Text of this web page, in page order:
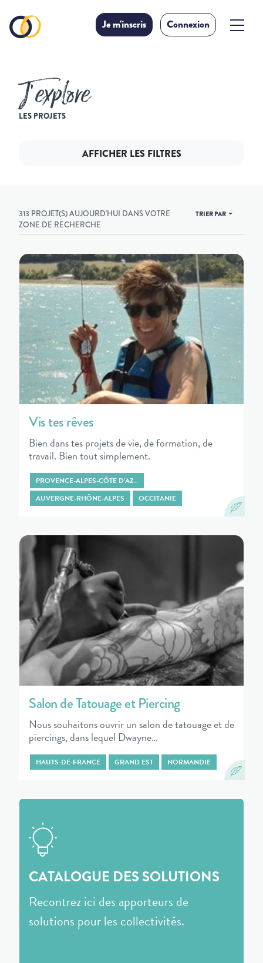
Je m'inscris Connexion
J’explore
LES PROJETS
AFFICHER LES FILTRES
313 PROJET(S) AUJOURD'HUI DANS VOTRE
ZONE DE RECHERCHE
TRIER PAR
Vis tes rêves
Bien dans tes projets de vie, de formation, de
travail. Bien tout simplement.
PROVENCE-ALPES-CÔTE D'AZ…
AUVERGNE-RHÔNE-ALPES
OCCITANIE
Salon de Tatouage et Piercing
Nous souhaitons ouvrir un salon de tatouage et de
piercings, dans lequel Dwayne…
HAUTS-DE-FRANCE GRAND EST NORMANDIE
CATALOGUE DES SOLUTIONS
Recontrez ici des apporteurs de
solutions pour les collectivités.